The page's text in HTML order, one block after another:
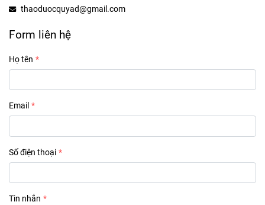
thaoduocquyad@gmail.com
Form liên hệ
Họ tên
Email
Số điện thoại
Tin nhắn